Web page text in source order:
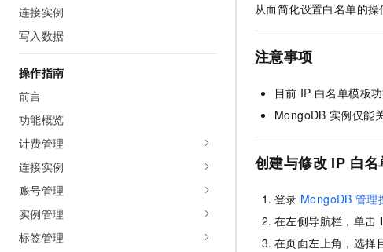
连接实例
写入数据
操作指南
前言
功能概览
计费管理
连接实例
账号管理
实例管理
标签管理
从而简化设置白名单的操
注意事项
目前 IP 白名单模板
MongoDB 实例仅能
创建与修改 IP 白
登录 MongoDB 管理
在左侧导航栏，单击
在页面左上角，选择